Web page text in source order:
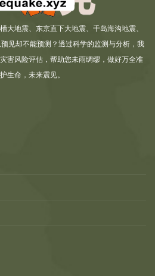
大地震、东京直下大地震、千岛海沟地震、
见却不能预测？透过科学的监测与分析，我
害风险评估，帮助您未雨绸缪，做好万全准
生命，未来震见。